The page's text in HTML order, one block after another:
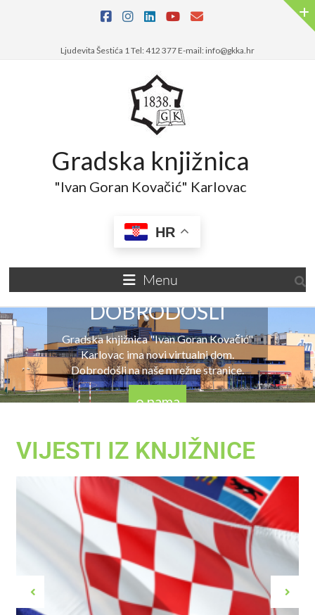
Ljudevita Šestića 1 Tel: 412 377 E-mail: info@gkka.hr
Gradska knjižnica
"Ivan Goran Kovačić" Karlovac
HR
Menu
DOBRODOŠLI
Gradska knjižnica "Ivan Goran Kovačić"
Karlovac ima novi virtualni dom.
Dobrodošli na naše mrežne stranice.
o nama
VIJESTI IZ KNJIŽNICE